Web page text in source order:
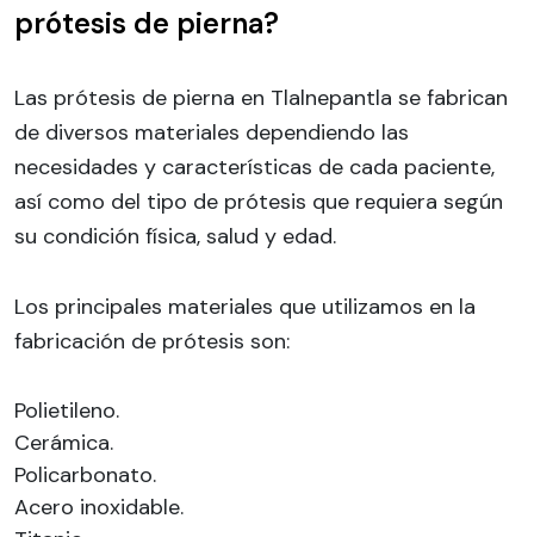
prótesis de pierna?
Las prótesis de pierna en Tlalnepantla se fabrican
de diversos materiales dependiendo las
necesidades y características de cada paciente,
así como del tipo de prótesis que requiera según
su condición física, salud y edad.
Los principales materiales que utilizamos en la
fabricación de prótesis son:
Polietileno.
Cerámica.
Policarbonato.
Acero inoxidable.